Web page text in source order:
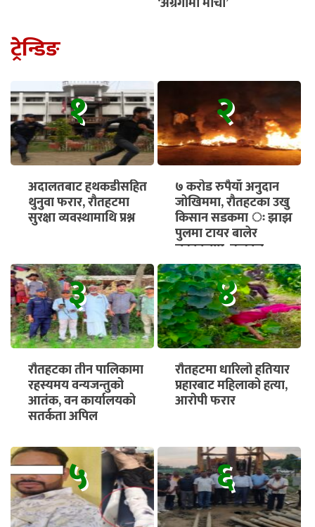
ट्रेन्डिङ
१
अदालतबाट हथकडीसहित
थुनुवा फरार, रौतहटमा
सुरक्षा व्यवस्थामाथि प्रश्न
२
७ करोड रुपैयाँ अनुदान
जोखिममा, रौतहटका उखु
किसान सडकमा ः झाझ
पुलमा टायर बालेर
चक्काजाम, तत्काल
भुक्तानी सुनिश्चित गर्न माग
३
रौतहटका तीन पालिकामा
रहस्यमय वन्यजन्तुको
आतंक, वन कार्यालयको
सतर्कता अपिल
४
रौतहटमा धारिलो हतियार
प्रहारबाट महिलाको हत्या,
आरोपी फरार
५ ६